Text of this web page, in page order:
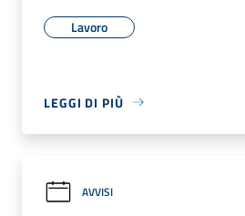
Lavoro
LEGGI DI PIÙ
AVVISI